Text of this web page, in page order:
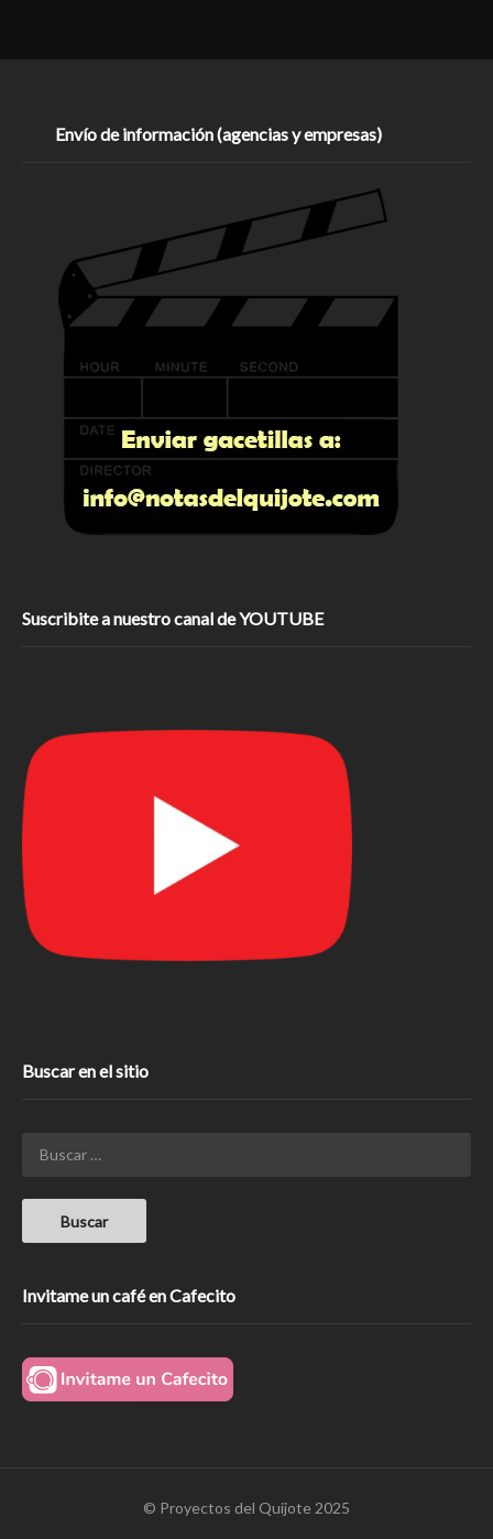
Envío de información (agencias y empresas)
Suscribite a nuestro canal de YOUTUBE
Buscar en el sitio
Invitame un café en Cafecito
© Proyectos del Quijote 2025